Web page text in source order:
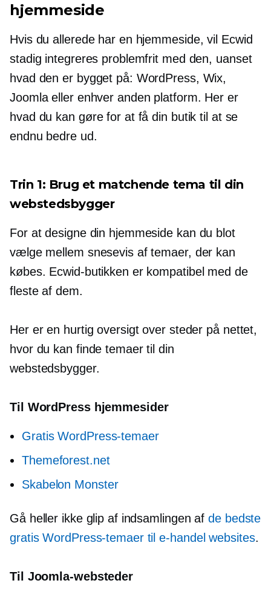
hjemmeside
Hvis du allerede har en hjemmeside, vil Ecwid
stadig integreres problemfrit med den, uanset
hvad den er bygget på: WordPress, Wix,
Joomla eller enhver anden platform. Her er
hvad du kan gøre for at få din butik til at se
endnu bedre ud.
Trin 1: Brug et matchende tema til din
webstedsbygger
For at designe din hjemmeside kan du blot
vælge mellem snesevis af temaer, der kan
købes. Ecwid-butikken er kompatibel med de
fleste af dem.
Her er en hurtig oversigt over steder på nettet,
hvor du kan finde temaer til din
webstedsbygger.
Til WordPress hjemmesider
Gratis WordPress-temaer
Themeforest.net
Skabelon Monster
Gå heller ikke glip af indsamlingen afde bedste
gratis WordPress-temaer tile-handelwebsites.
Til Joomla-websteder